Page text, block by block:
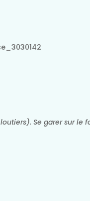
Se garer sur le